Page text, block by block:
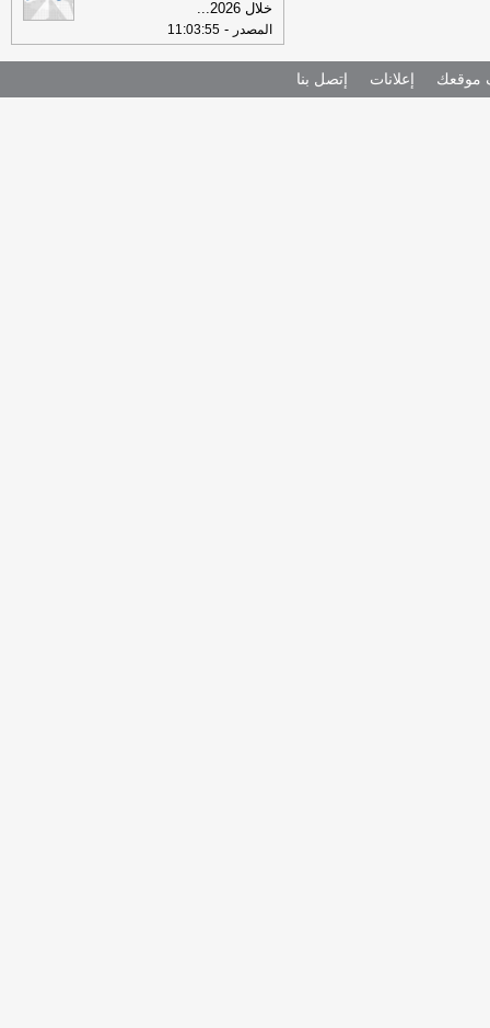
خلال 2026 ...
المصدر -
11:03:55
موقعك إعلانات إتصل بنا